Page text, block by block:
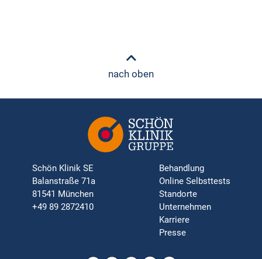
nach oben
Schön Klinik SE
Balanstraße 71a
81541 München
+49 89 2872410
Behandlung
Online Selbsttests
Standorte
Unternehmen
Karriere
Presse